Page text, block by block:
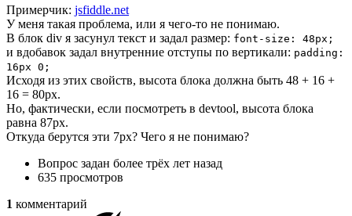
Примерчик: jsfiddle.net
У меня такая проблема, или я чего-то не понимаю.
В блок div я засунул текст и задал размер: font-size: 48px;
и вдобавок задал внутренние отступы по вертикали: padding:
16px 0;
Исходя из этих свойств, высота блока должна быть 48 + 16 +
16 = 80px.
Но, фактически, если посмотреть в devtool, высота блока
равна 87px.
Откуда берутся эти 7px? Чего я не понимаю?
Вопрос задан более трёх лет назад
635 просмотров
1 комментарий